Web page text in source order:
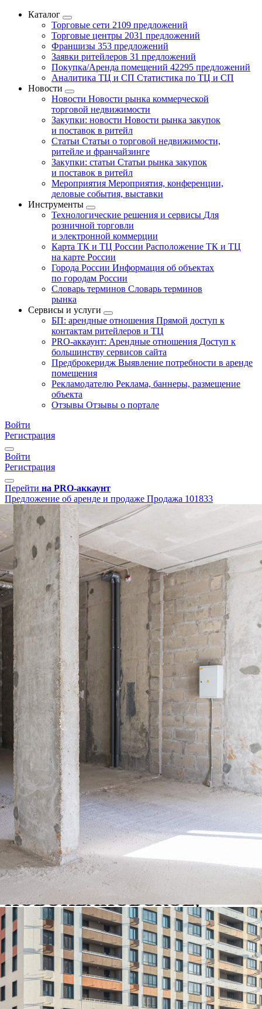
Каталог
Торговые сети 2109 предложений
Торговые центры 2031 предложений
Франшизы 353 предложений
Заявки ритейлеров 31 предложений
Покупка/Аренда помещений 42295 предложений
Аналитика ТЦ и СП Статистика по ТЦ и СП
Новости
Новости Новости рынка коммерческой
торговой недвижимости
Закупки: новости Новости рынка закупок
и поставок в ритейл
Статьи Статьи о торговой недвижимости,
ритейле и франчайзинге
Закупки: статьи Статьи рынка закупок
и поставок в ритейл
Мероприятия Мероприятия, конференции,
деловые события, выставки
Инструменты
Технологические решения и сервисы Для
розничной торговли
и электронной коммерции
Карта ТК и ТЦ России Расположение ТК и ТЦ
на карте России
Города России Информация об объектах
по городам России
Словарь терминов Словарь терминов
рынка
Сервисы и услуги
БП: арендные отношения Прямой доступ к
контактам ритейлеров и ТЦ
PRO-аккаунт: Арендные отношения Доступ к
большинству сервисов сайта
Предброкеридж Выявление потребности в аренде
помещения
Рекламодателю Реклама, баннеры, размещение
объекта
Отзывы Отзывы о портале
Войти
Регистрация
Войти
Регистрация
Перейти на PRO-аккаунт
Предложение об аренде и продаже Продажа 101833
Продажа
101833 - ПГТ.
НОВОИВАНОВСКОЕ,
РАБОЧИЙ ПОСЕЛОК
НОВОИВАНОВСКОЕ,
ЭЙНШТЕЙНА БУЛЬВАР,
Д.4